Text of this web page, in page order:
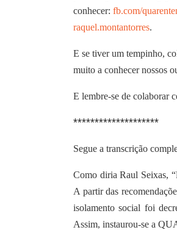
conhecer: fb.com/
raquel.montantorres.
E se tiver um tempinho,
muito a conhecer nossos
E lembre-se de colaborar
********************
Segue a transcrição
Como diria Raul Seixas,
A partir das
isolamento social foi
Assim, instaurou-se a